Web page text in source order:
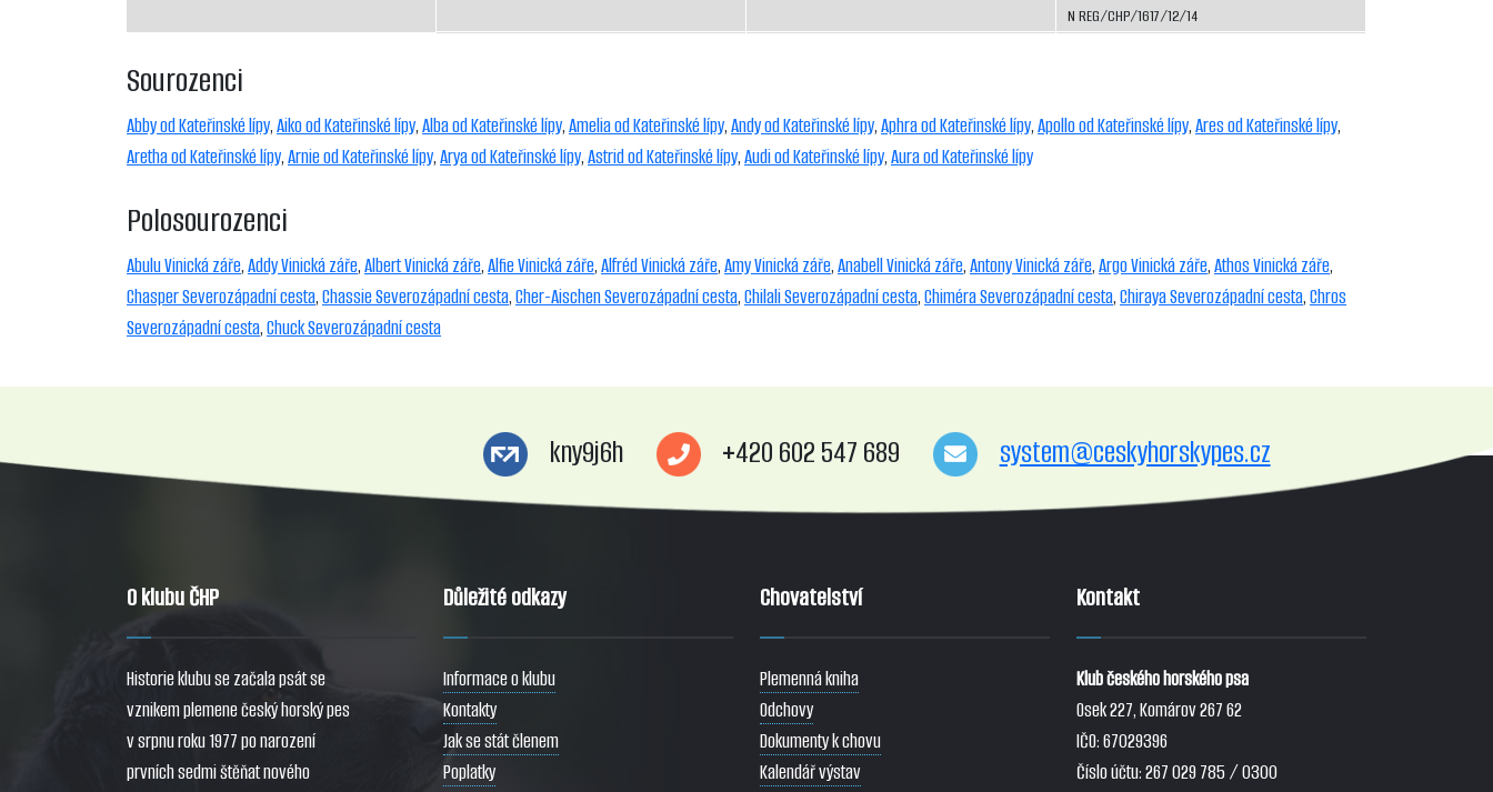
N REG/CHP/1617/12/14
Sourozenci
Abby od Kateřinské lípy,Aiko od Kateřinské lípy,Alba od Kateřinské lípy,Amelia od Kateřinské lípy,Andy od Kateřinské lípy,Aphra od Kateřinské lípy,Apollo od Kateřinské lípy,Ares od Kateřinské lípy,
Aretha od Kateřinské lípy,Arnie od Kateřinské lípy,Arya od Kateřinské lípy,Astrid od Kateřinské lípy,Audi od Kateřinské lípy,Aura od Kateřinské lípy
Polosourozenci
Abulu Vinická záře,Addy Vinická záře,Albert Vinická záře,Alfie Vinická záře,Alfréd Vinická záře,Amy Vinická záře,Anabell Vinická záře,Antony Vinická záře,Argo Vinická záře,Athos Vinická záře,
Chasper Severozápadní cesta,Chassie Severozápadní cesta,Cher-Aischen Severozápadní cesta,Chilali Severozápadní cesta,Chiméra Severozápadní cesta,Chiraya Severozápadní cesta,Chros
Severozápadní cesta,Chuck Severozápadní cesta
kny9j6h +420 602 547 689 system@ceskyhorskypes.cz
O klubu ČHP
Historie klubu se začala psát se
vznikem plemene český horský pes
v srpnu roku 1977 po narození
prvních sedmi štěňat nového
Důležité odkazy
Informace o klubu
Kontakty
Jak se stát členem
Poplatky
Chovatelství
Plemenná kniha
Odchovy
Dokumenty k chovu
Kalendář výstav
Kontakt
Klub českého horského psa
Osek 227, Komárov 267 62
IČO: 67029396
Číslo účtu: 267 029 785 / 0300